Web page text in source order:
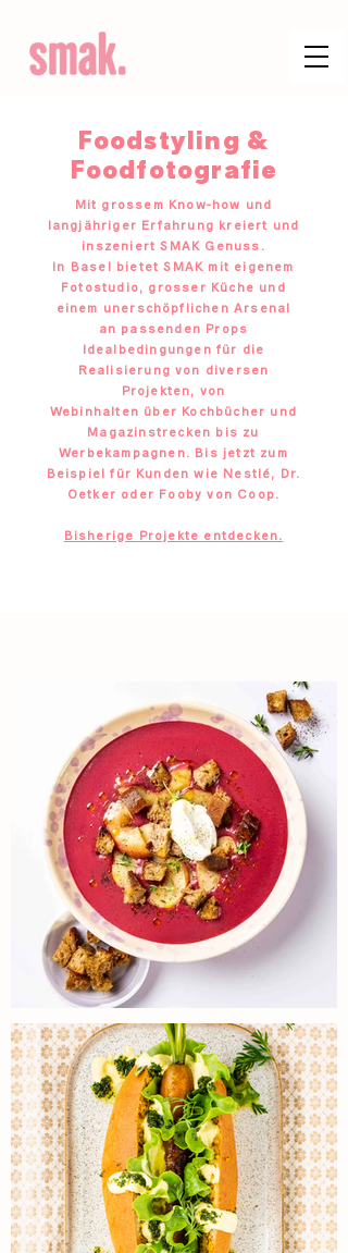
Foodstyling &
Foodfotografie
Mit grossem Know-how und
langjähriger Erfahrung kreiert und
inszeniert SMAK Genuss.
In Basel bietet SMAK mit eigenem
Fotostudio, grosser Küche und
einem unerschöpflichen Arsenal
an passenden Props
Idealbedingungen für die
Realisierung von diversen
Projekten, von
Webinhalten über Kochbücher und
Magazinstrecken bis zu
Werbekampagnen. Bis jetzt zum
Beispiel für Kunden wie Nestlé, Dr.
Oetker oder Fooby von Coop.
Bisherige Projekte entdecken.